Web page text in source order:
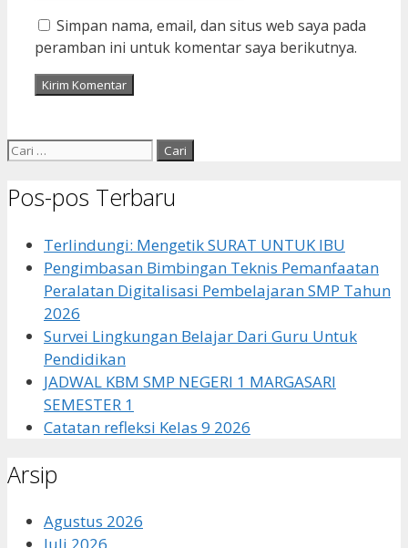
Simpan nama, email, dan situs web saya pada
peramban ini untuk komentar saya berikutnya.
Cari
Pos-pos Terbaru
Terlindungi: Mengetik SURAT UNTUK IBU
Pengimbasan Bimbingan Teknis Pemanfaatan
Peralatan Digitalisasi Pembelajaran SMP Tahun
2026
Survei Lingkungan Belajar Dari Guru Untuk
Pendidikan
JADWAL KBM SMP NEGERI 1 MARGASARI
SEMESTER 1
Catatan refleksi Kelas 9 2026
Arsip
Agustus 2026